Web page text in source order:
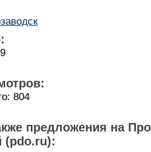
804
предложения на
(pdo.ru):